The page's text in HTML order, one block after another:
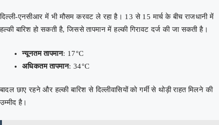
दिल्ली-एनसीआर में भी मौसम करवट ले रहा है। 13 से 15 मार्च के बीच राजधानी में
हल्की बारिश हो सकती है, जिससे तापमान में हल्की गिरावट दर्ज की जा सकती है।
न्यूनतम तापमान: 17°C
अधिकतम तापमान: 34°C
बादल छाए रहने और हल्की बारिश से दिल्लीवासियों को गर्मी से थोड़ी राहत मिलने की
उम्मीद है।